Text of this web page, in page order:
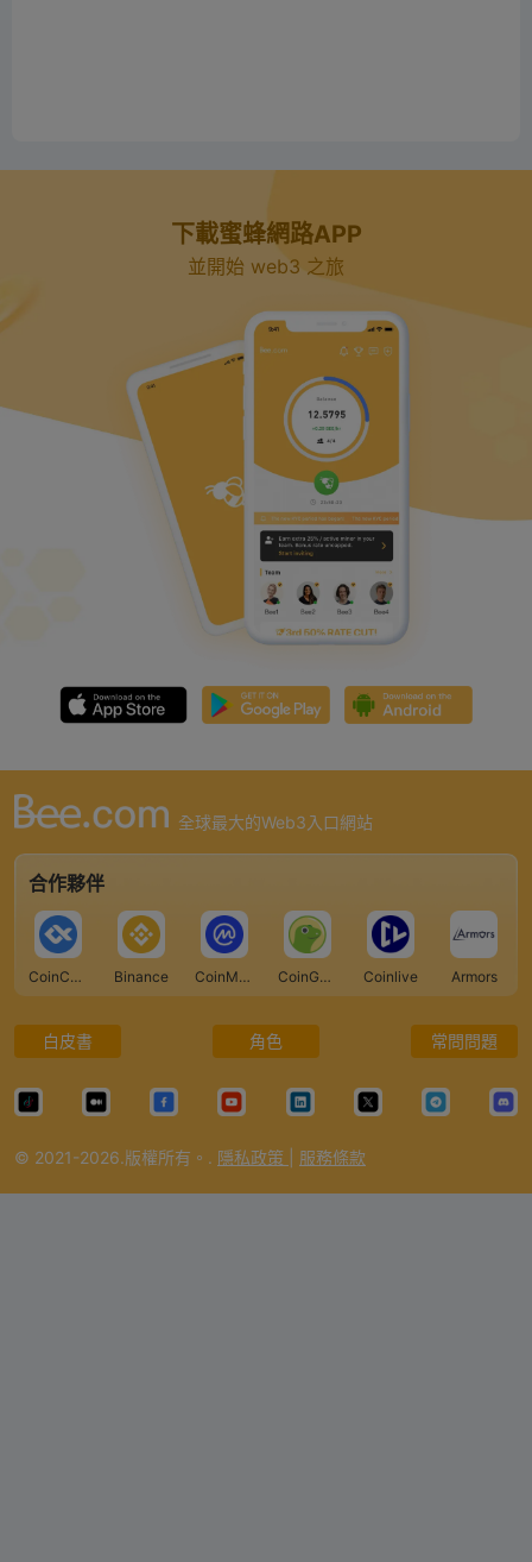
下載蜜蜂網路APP
並開始 web3 之旅
全球最大的Web3入口網站
合作夥伴
CoinCarp Binance CoinMarketCap CoinGecko Coinlive Armors
白皮書 角色 常問問題
© 2021-2026.版權所有。. 隱私政策 服務條款